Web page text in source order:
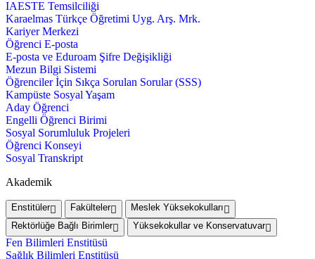
IAESTE Temsilciliği
Karaelmas Türkçe Öğretimi Uyg. Arş. Mrk.
Kariyer Merkezi
Öğrenci E-posta
E-posta ve Eduroam Şifre Değişikliği
Mezun Bilgi Sistemi
Öğrenciler İçin Sıkça Sorulan Sorular (SSS)
Kampüste Sosyal Yaşam
Aday Öğrenci
Engelli Öğrenci Birimi
Sosyal Sorumluluk Projeleri
Öğrenci Konseyi
Sosyal Transkript
Akademik
Enstitüler Fakülteler
Meslek Yüksekokulları
Rektörlüğe Bağlı Birimler
Yüksekokullar ve Konservatuvar
Fen Bilimleri Enstitüsü
Sağlık Bilimleri Enstitüsü